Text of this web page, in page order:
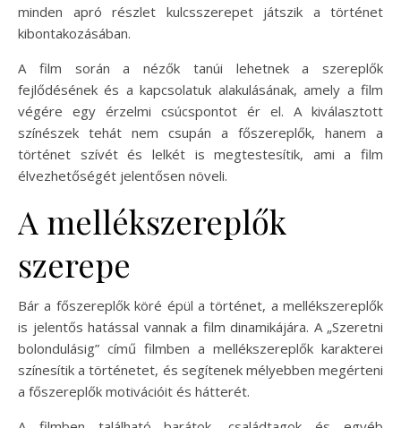
minden apró részlet kulcsszerepet játszik a történet
kibontakozásában.
A film során a nézők tanúi lehetnek a szereplők
fejlődésének és a kapcsolatuk alakulásának, amely a film
végére egy érzelmi csúcspontot ér el. A kiválasztott
színészek tehát nem csupán a főszereplők, hanem a
történet szívét és lelkét is megtestesítik, ami a film
élvezhetőségét jelentősen növeli.
A mellékszereplők
szerepe
Bár a főszereplők köré épül a történet, a mellékszereplők
is jelentős hatással vannak a film dinamikájára. A „Szeretni
bolondulásig” című filmben a mellékszereplők karakterei
színesítik a történetet, és segítenek mélyebben megérteni
a főszereplők motivációit és hátterét.